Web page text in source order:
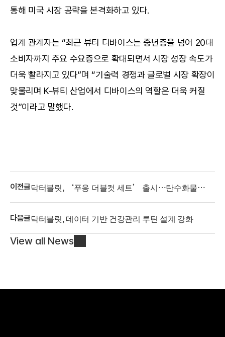
통해 미국 시장 공략을 본격화하고 있다.
업계 관계자는 “최근 뷰티 디바이스는 중년층을 넘어 20대
소비자까지 주요 수요층으로 확대되면서 시장 성장 속도가
더욱 빨라지고 있다”며 “기술력 경쟁과 글로벌 시장 확장이
맞물리며 K-뷰티 산업에서 디바이스의 역할은 더욱 커질
것”이라고 말했다.
이전글닥터블릿, ‘푸응 더블컷 세트’ 출시…탄수화물
다음글닥터블릿, 데이터 기반 건강관리 루틴 설계 강화
View all News